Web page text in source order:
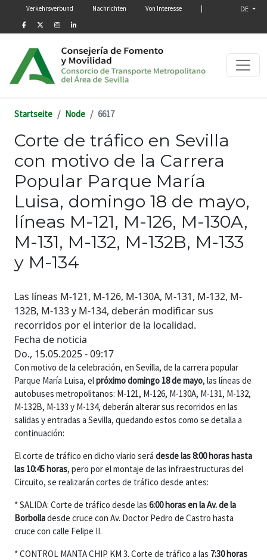
Direkt zum Inhalt
Menú secundario
Verkehrsverbund Nachrichten Von Interesse DE
Startseite Node 6617
Corte de tráfico en Sevilla
con motivo de la Carrera
Popular Parque María
Luisa, domingo 18 de mayo,
líneas M-121, M-126, M-130A,
M-131, M-132, M-132B, M-133
y M-134
Las líneas M-121, M-126, M-130A, M-131, M-132, M-
132B, M-133 y M-134, deberán modificar sus
recorridos por el interior de la localidad.
Fecha de noticia
Do., 15.05.2025 - 09:17
Con motivo de la celebración, en Sevilla, de la carrera popular
Parque María Luisa, elpróximo domingo 18 de mayo, las líneas de
autobuses metropolitanos: M-121, M-126, M-130A, M-131, M-132,
M-132B, M-133 y M-134, deberán alterar sus recorridos en las
salidas y entradas a Sevilla, quedando estos como se detalla a
continuación:
El corte de tráfico en dicho viario será desde las 8:00 horas hasta
las 10:45 horas, pero por el montaje de las infraestructuras del
Circuito, se realizarán cortes de tráfico desde antes:
* SALIDA: Corte de tráfico desde las 6:00 horas en la Av. de la
Borbolladesde cruce con Av. Doctor Pedro de Castro hasta
cruce con calle Felipe II.
* CONTROL MANTA CHIP KM 3. Corte de tráfico a las 7:30 horas